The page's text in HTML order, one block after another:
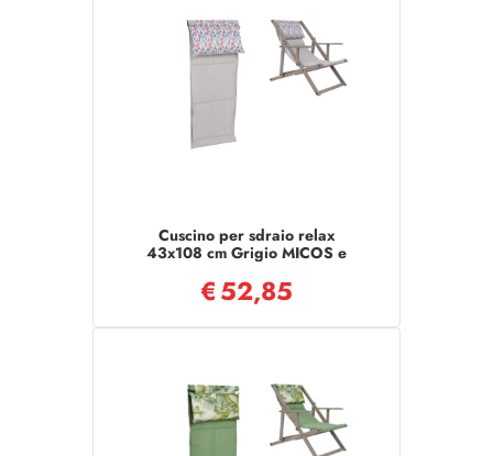
Cuscino per sdraio relax
43x108 cm Grigio MICOS e
€52,85